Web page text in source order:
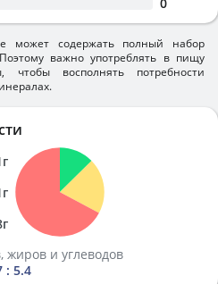
может содержать полный набор
важно употреблять в пищу
чтобы восполнять потребности
г
г
г
жиров и углеводов
: 5.4